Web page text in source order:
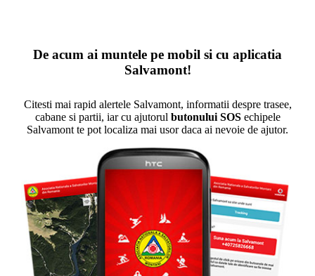
De acum ai muntele pe mobil si cu aplicatia
Salvamont!
Citesti mai rapid alertele Salvamont, informatii despre trasee,
cabane si partii, iar cu ajutorul butonului SOSechipele
Salvamont te pot localiza mai usor daca ai nevoie de ajutor.